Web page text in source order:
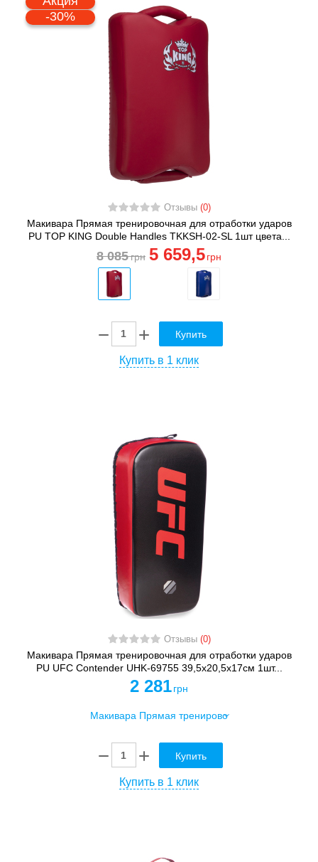
-30%
Отзывы (0)
Макивара Прямая тренировочная для отработки ударов
PU TOP KING Double Handles TKKSH-02-SL 1шт цвета...
8 085грн 5 659,5 грн
Купить
Купить в 1 клик
Отзывы (0)
Макивара Прямая тренировочная для отработки ударов
PU UFC Contender UHK-69755 39,5x20,5x17см 1шт...
2 281 грн
Купить
Купить в 1 клик